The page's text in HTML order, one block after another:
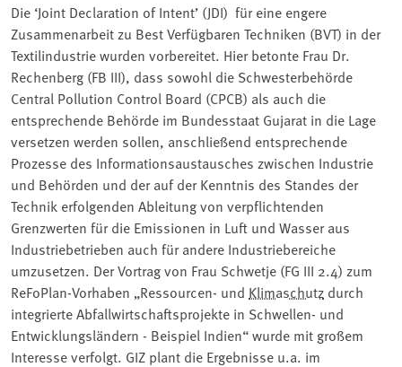
Die ‘Joint Declaration of Intent’ (JDI) für eine engere
Zusammenarbeit zu Best Verfügbaren Techniken (BVT) in der
Textilindustrie wurden vorbereitet. Hier betonte Frau Dr.
Rechenberg (FB III), dass sowohl die Schwesterbehörde
Central Pollution Control Board (CPCB) als auch die
entsprechende Behörde im Bundesstaat Gujarat in die Lage
versetzen werden sollen, anschließend entsprechende
Prozesse des Informationsaustausches zwischen Industrie
und Behörden und der auf der Kenntnis des Standes der
Technik erfolgenden Ableitung von verpflichtenden
Grenzwerten für die Emissionen in Luft und Wasser aus
Industriebetrieben auch für andere Industriebereiche
umzusetzen. Der Vortrag von Frau Schwetje (FG III 2.4) zum
ReFoPlan-Vorhaben „Ressourcen- und Klimaschutz durch
integrierte Abfallwirtschaftsprojekte in Schwellen- und
Entwicklungsländern - Beispiel Indien“ wurde mit großem
Interesse verfolgt. GIZ plant die Ergebnisse u.a. im